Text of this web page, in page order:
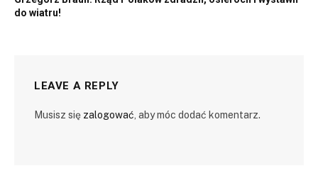
do wiatru!
LEAVE A REPLY
Musisz się zalogować , aby móc dodać komentarz.